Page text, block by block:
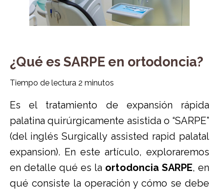
¿Qué es SARPE en ortodoncia?
Tiempo de lectura 2 minutos
Es el tratamiento de expansión rápida
palatina quirúrgicamente asistida o “SARPE”
(del inglés Surgically assisted rapid palatal
expansion). En este artículo, exploraremos
en detalle qué es la ortodoncia SARPE, en
qué consiste la operación y cómo se debe